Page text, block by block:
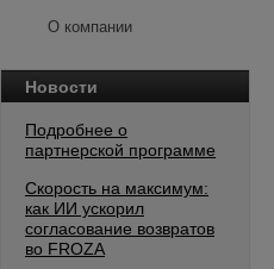
О компании
Новости
Подробнее о
партнерской программе
Скорость на максимум:
как ИИ ускорил
согласование возвратов
во FROZA